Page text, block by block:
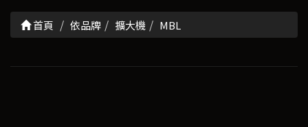
首頁 依品牌 擴大機 MBL